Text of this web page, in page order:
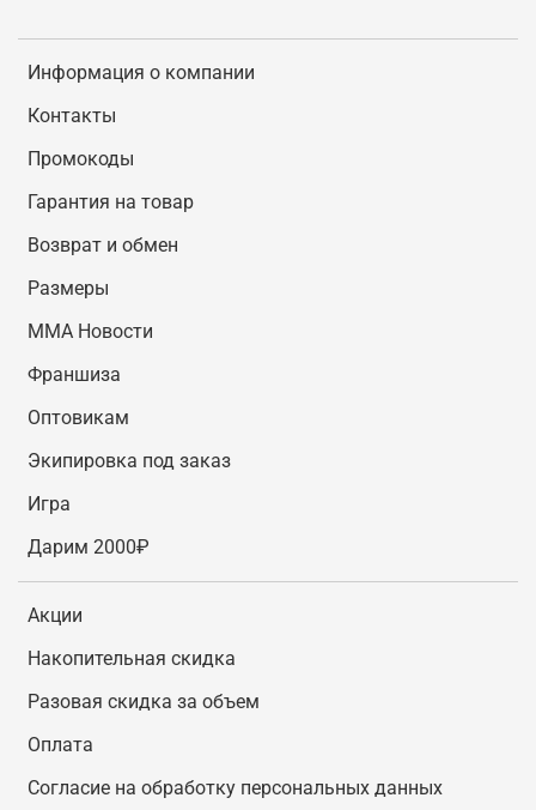
Информация о компании
Контакты
Промокоды
Гарантия на товар
Возврат и обмен
Размеры
MMA Новости
Франшиза
Оптовикам
Экипировка под заказ
Игра
Дарим 2000₽
Акции
Накопительная скидка
Разовая скидка за объем
Оплата
Согласие на обработку персональных данных